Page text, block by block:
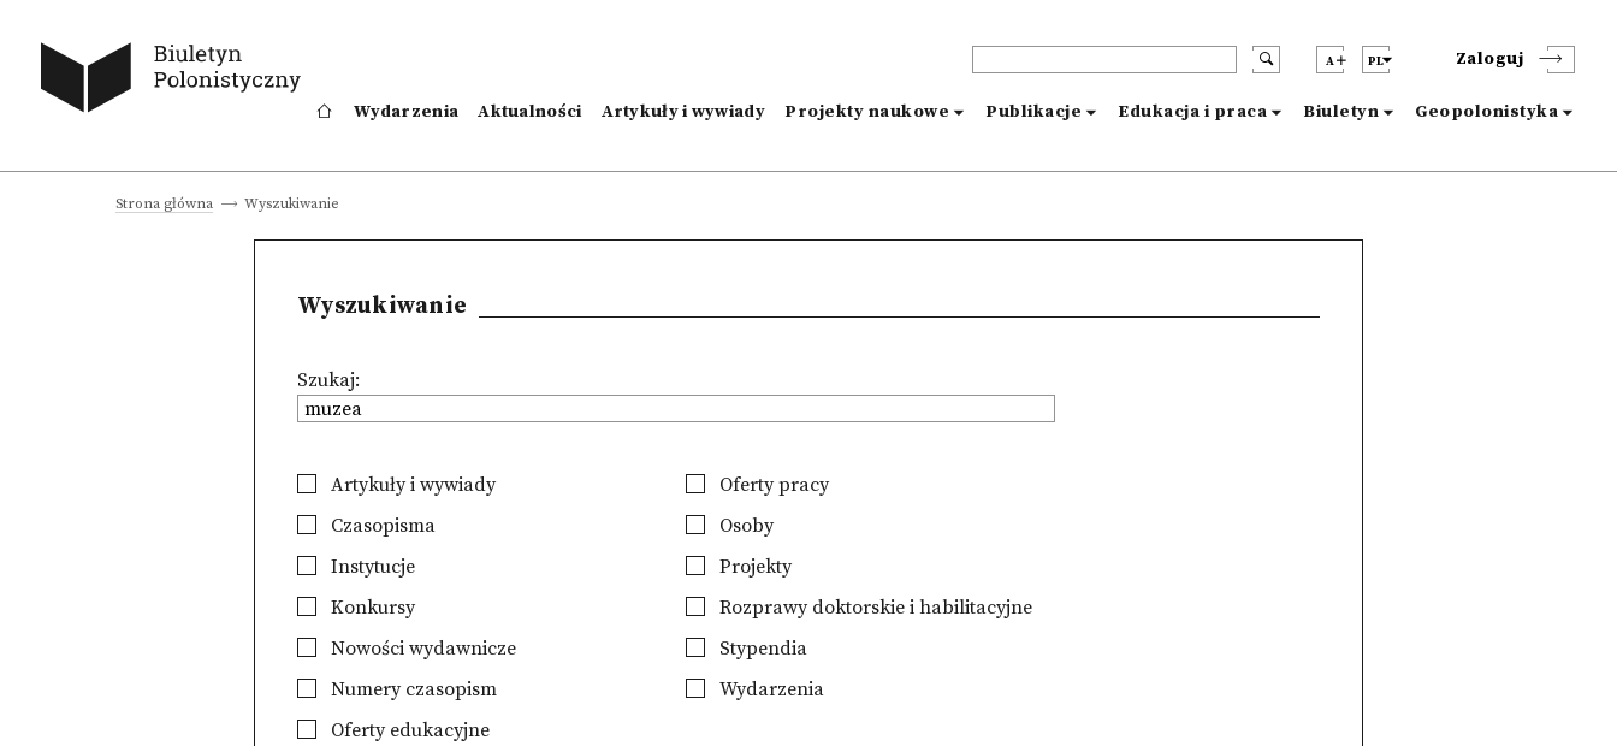
A PL Zaloguj
Wydarzenia Aktualności Artykuły i wywiady Projekty naukowe Publikacje Edukacja i praca Biuletyn Geopolonistyka
Strona główna Wyszukiwanie
Wyszukiwanie
Szukaj:
Artykuły i wywiady
Czasopisma
Instytucje
Konkursy
Nowości wydawnicze
Numery czasopism
Oferty edukacyjne
Oferty pracy
Osoby
Projekty
Rozprawy doktorskie i habilitacyjne
Stypendia
Wydarzenia